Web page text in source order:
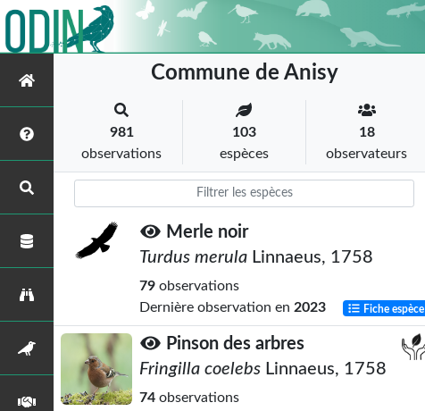
Commune de Anisy
981
observations
103
espèces
18
observateurs
Merle noir
Turdus merula Linnaeus, 1758
79 observations
Dernière observation en 2023 Fiche espèce
Pinson des arbres
Fringilla coelebs Linnaeus, 1758
74 observations